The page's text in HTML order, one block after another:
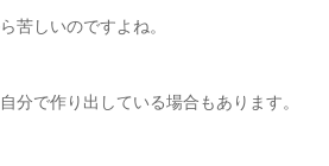
苦しいのですよね。
分で作り出している場合もあります。